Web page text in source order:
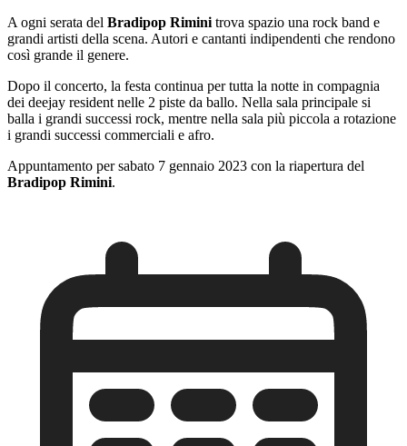
A ogni serata del Bradipop Rimini trova spazio una rock band e
grandi artisti della scena. Autori e cantanti indipendenti che rendono
così grande il genere.
Dopo il concerto, la festa continua per tutta la notte in compagnia
dei deejay resident nelle 2 piste da ballo. Nella sala principale si
balla i grandi successi rock, mentre nella sala più piccola a rotazione
i grandi successi commerciali e afro.
Appuntamento per sabato 7 gennaio 2023 con la riapertura del
Bradipop Rimini.